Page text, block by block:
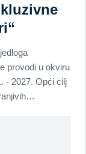
provodi u okviru
- 2027. Opći cilj